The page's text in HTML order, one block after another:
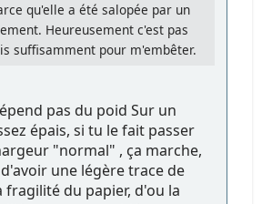
qu'elle a été salopée par un
Heureusement c'est pas
suffisamment pour m'embêter.
pas du poid Sur un
épais, si tu le fait passer
"normal" , ça marche,
une légère trace de
fragilité du papier, d'ou la